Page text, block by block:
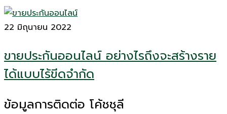
22 มิถุนายน 2022
ขายประกันออนไลน์ อย่างไรถึงจะสร้างราย
ได้แบบไร้ขีดจำกัด
ข้อมูลการติดต่อ โค้ชชุลี